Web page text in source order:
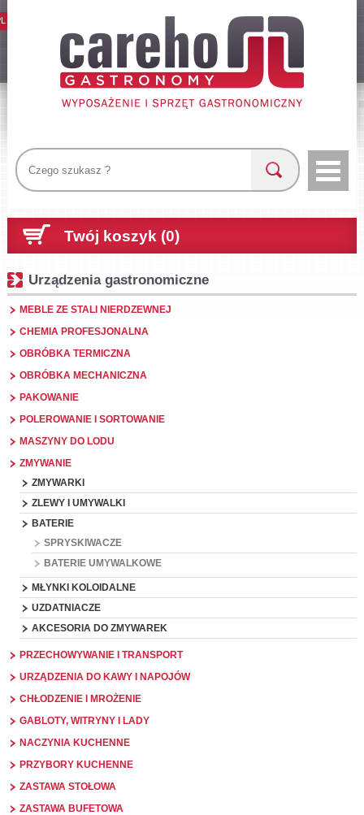
Twój koszyk (0)
Urządzenia gastronomiczne
MEBLE ZE STALI NIERDZEWNEJ
CHEMIA PROFESJONALNA
OBRÓBKA TERMICZNA
OBRÓBKA MECHANICZNA
PAKOWANIE
POLEROWANIE I SORTOWANIE
MASZYNY DO LODU
ZMYWANIE
ZMYWARKI
ZLEWY I UMYWALKI
BATERIE
SPRYSKIWACZE
BATERIE UMYWALKOWE
MŁYNKI KOLOIDALNE
UZDATNIACZE
AKCESORIA DO ZMYWAREK
PRZECHOWYWANIE I TRANSPORT
URZĄDZENIA DO KAWY I NAPOJÓW
CHŁODZENIE I MROŻENIE
GABLOTY, WITRYNY I LADY
NACZYNIA KUCHENNE
PRZYBORY KUCHENNE
ZASTAWA STOŁOWA
ZASTAWA BUFETOWA